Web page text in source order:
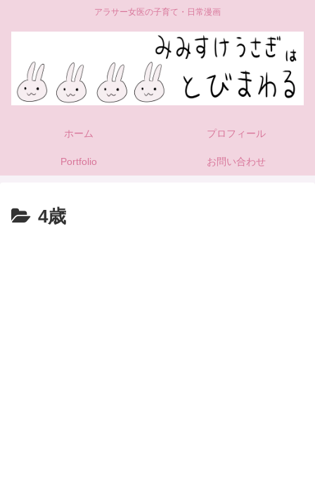
アラサー女医の子育て・日常漫画
ホーム プロフィール
Portfolio お問い合わせ
4歳